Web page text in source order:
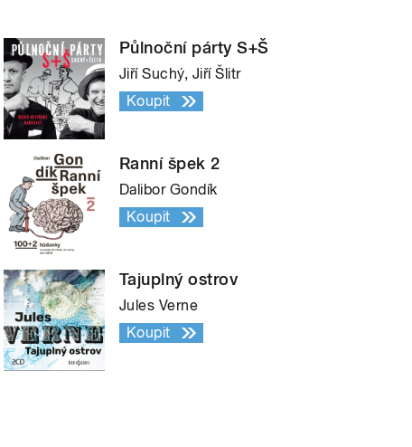
Půlnoční párty S+Š
Jiří Suchý, Jiří Šlitr
Koupit
Ranní špek 2
Dalibor Gondík
Koupit
Tajuplný ostrov
Jules Verne
Koupit